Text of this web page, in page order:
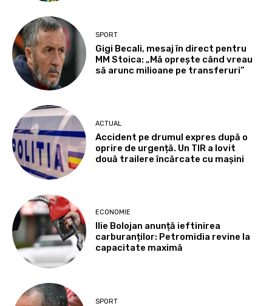
SPORT
Gigi Becali, mesaj în direct pentru
MM Stoica: „Mă oprește când vreau
să arunc milioane pe transferuri”
ACTUAL
Accident pe drumul expres după o
oprire de urgență. Un TIR a lovit
două trailere încărcate cu mașini
ECONOMIE
Ilie Bolojan anunță ieftinirea
carburanților: Petromidia revine la
capacitate maximă
SPORT